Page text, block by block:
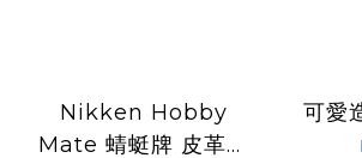
Nikken Hobby
Mate 蜻蜓牌 皮革專
可愛